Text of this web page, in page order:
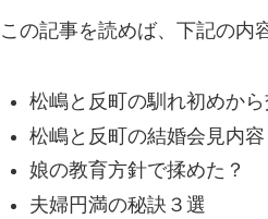
この記事を読めば、下記の内
松嶋と反町の馴れ初めか
松嶋と反町の結婚会見内容
娘の教育方針で揉めた？
夫婦円満の秘訣３選